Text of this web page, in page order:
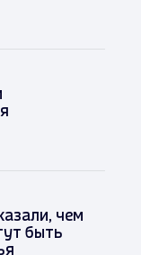
чем
быть